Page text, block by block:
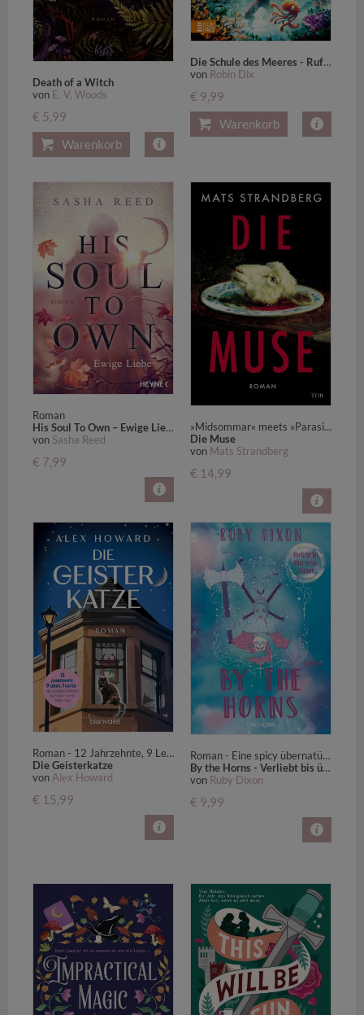
Death of a Witch
von E. V. Woods
€ 5,99
Warenkorb
Die Schule des Meeres - Ruf aus der Tiefe
von Robin Dix
€ 9,99
Warenkorb
Roman
His Soul To Own – Ewige Liebe
von Sasha Reed
€ 7,99
»Midsommar« meets »Parasite«
Die Muse
von Mats Strandberg
€ 14,99
Roman - 12 Jahrzehnte, 9 Leben, 1 Kater – ein außergewöhnliches Buch nicht nur für Katzen-Fans.
Die Geisterkatze
von Alex Howard
€ 15,99
Roman - Eine spicy übernatürliche Romantasy-Lovestory! Mit exklusivem Zusatzkapitel!
By the Horns - Verliebt bis über beide Hörner
von Ruby Dixon
€ 9,99